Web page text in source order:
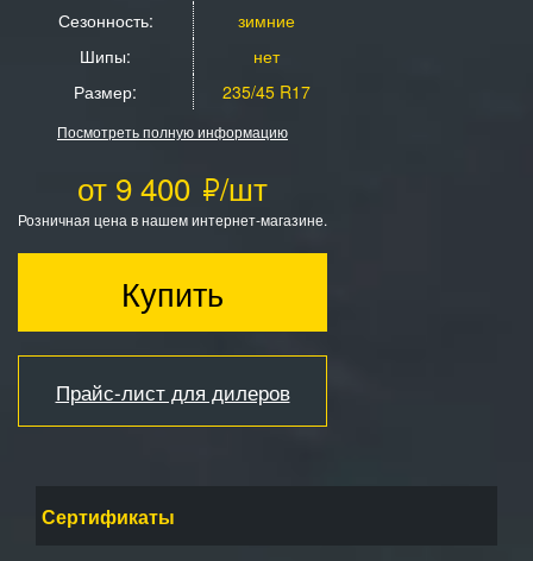
Сезонность:
зимние
Шипы:
нет
Размер:
235/45 R17
Посмотреть полную информацию
от 9 400 /шт
Розничная цена в нашем интернет-магазине.
Купить
Прайс-лист для дилеров
Сертификаты